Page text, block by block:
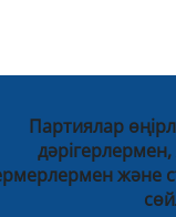
Партиялар
және